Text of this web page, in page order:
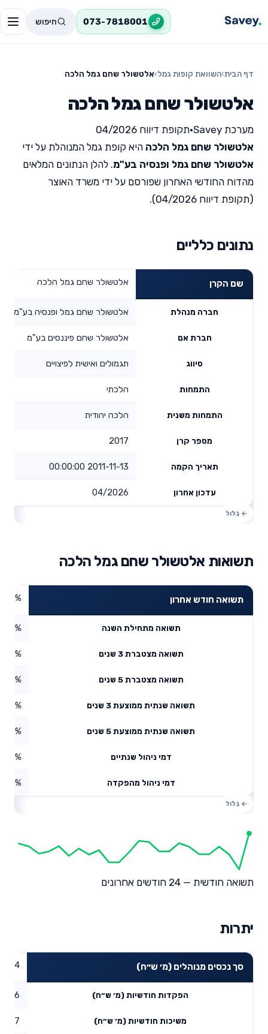
073-7818001 חיפוש
דף הבית›השוואת קופות גמל›אלטשולר שחם גמל הלכה
אלטשולר שחם גמל הלכה
מערכת Savey •תקופת דיווח 04/2026
אלטשולר שחם גמל הלכה היא קופת גמל המנוהלת על ידי
אלטשולר שחם גמל ופנסיה בע"מ. להלן הנתונים המלאים
מהדוח החודשי האחרון שפורסם על ידי משרד האוצר
(תקופת דיווח 04/2026).
נתונים כלליים
שם הקרן אלטשולר שחם גמל הלכה
חברה מנהלת אלטשולר שחם גמל ופנסיה בע"מ
חברת אם אלטשולר שחם פיננסים בע"מ
סיווג תגמולים ואישית לפיצויים
התמחות הלכתי
התמחות משנית הלכה יהודית
מספר קרן 2017
תאריך הקמה 2011-11-13 00:00:00
עדכון אחרון 04/2026
תשואות אלטשולר שחם גמל הלכה
תשואה חודש אחרון
תשואה מתחילת השנה
תשואה מצטברת 3 שנים
תשואה מצטברת 5 שנים
תשואה שנתית ממוצעת 3 שנים
תשואה שנתית ממוצעת 5 שנים
דמי ניהול שנתיים
דמי ניהול מהפקדה 0.6%
תשואה חודשית — 24 חודשים אחרונים
יתרות
סך נכסים מנוהלים (מ׳ ש״ח)
הפקדות חודשיות (מ׳ ש״ח) 0.26
משיכות חודשיות (מ׳ ש״ח) 0.17